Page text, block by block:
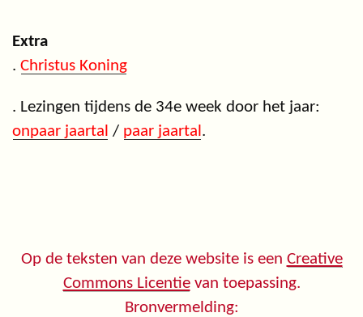
Extra
. Christus Koning
. Lezingen tijdens de 34e week door het jaar:
onpaar jaartal / paar jaartal .
Op de teksten van deze website is een Creative
Commons Licentievan toepassing.
Bronvermelding: